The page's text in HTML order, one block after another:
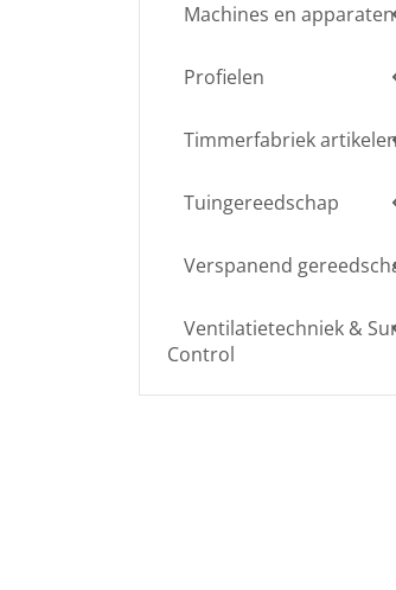
Machines en apparaten
Profielen
Timmerfabriek
Tuingereedschap
Verspanend
Ventilatietechniek &
Control